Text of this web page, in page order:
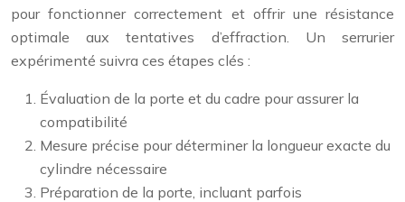
pour fonctionner correctement et offrir une résistance
optimale aux tentatives d’effraction. Un serrurier
expérimenté suivra ces étapes clés :
Évaluation de la porte et du cadre pour assurer la
compatibilité
Mesure précise pour déterminer la longueur exacte du
cylindre nécessaire
Préparation de la porte, incluant parfois